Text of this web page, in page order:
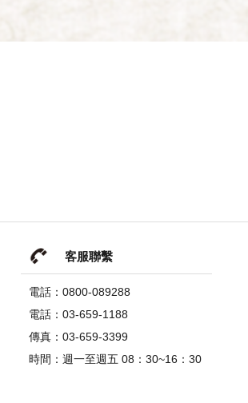
客服聯繫
電話：0800-089288
電話：03-659-1188
傳真：03-659-3399
時間：週一至週五 08：30~16：30